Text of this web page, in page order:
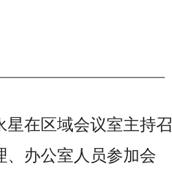
星在区域会议室主持召
、办公室人员参加会